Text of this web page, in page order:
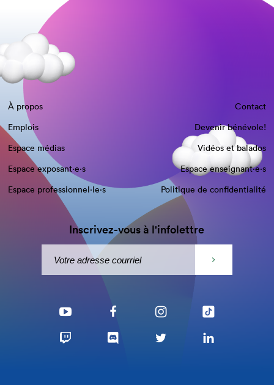
À propos
Contact
Emplois
Devenir bénévole!
Espace médias
Vidéos et balados
Espace exposant·e⋅s
Espace enseignant·e⋅s
Espace professionnel·le⋅s
Politique de confidentialité
Inscrivez-vous à l'infolettre